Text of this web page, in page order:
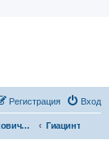
Вход
Регистрация
Луковичные растения Гиацинт